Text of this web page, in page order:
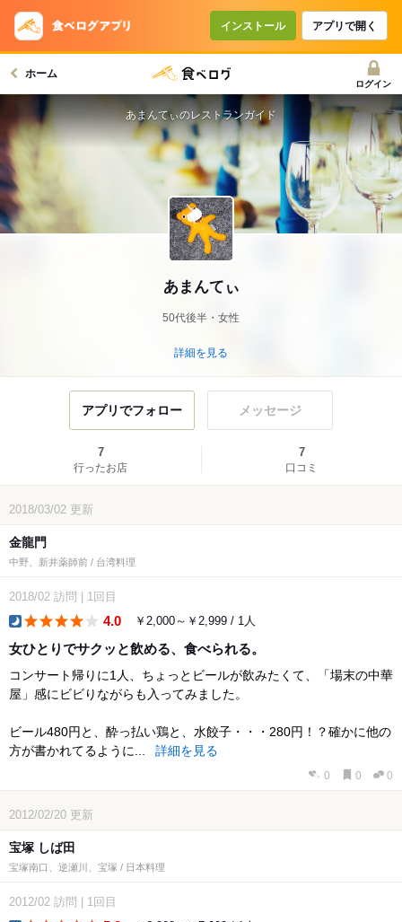
インストール アプリで開く
ホーム
ログイン
あまんてぃ
50代後半・女性
詳細を見る
あまんてぃのレストランガイド
アプリでフォロー メッセージ
7
行ったお店
7
口コミ
2018/03/02 更新
金龍門
中野、新井薬師前 / 台湾料理
2018/02 訪問 1回目
4.0 ￥2,000～￥2,999 / 1人
女ひとりでサクッと飲める、食べられる。
コンサート帰りに1人、ちょっとビールが飲みたくて、「場末の中華
屋」感にビビりながらも入ってみました。
ビール480円と、酔っ払い鶏と、水餃子・・・280円！？確かに他の
方が書かれてるように...
詳細を見る
0 0 0
2012/02/20 更新
宝塚 しば田
宝塚南口、逆瀬川、宝塚 / 日本料理
2012/02 訪問 1回目